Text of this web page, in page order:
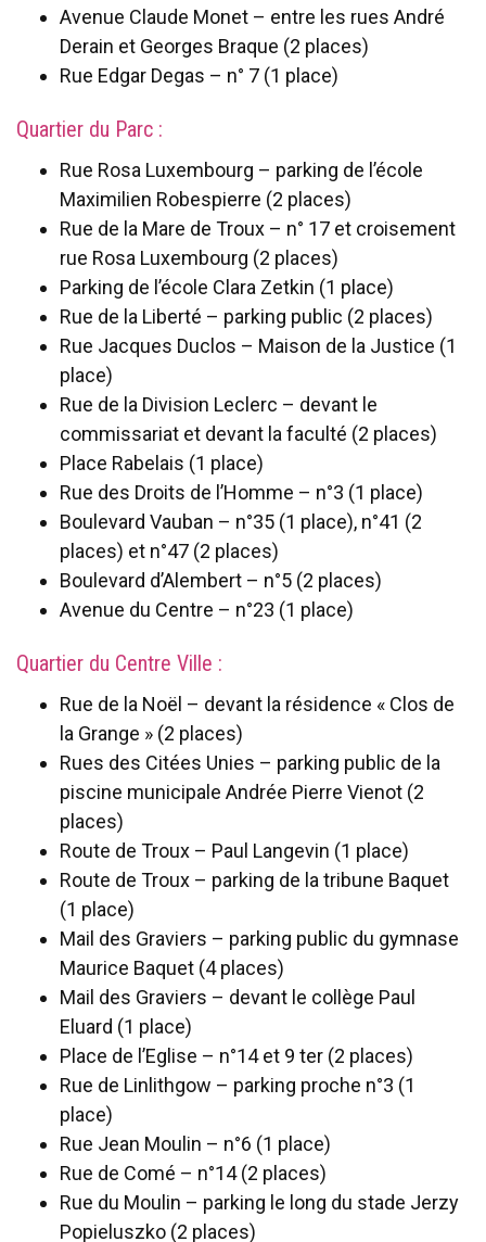
Avenue Claude Monet – entre les rues André
Derain et Georges Braque (2 places)
Rue Edgar Degas – n° 7 (1 place)
Quartier du Parc :
Rue Rosa Luxembourg – parking de l’école
Maximilien Robespierre (2 places)
Rue de la Mare de Troux – n° 17 et croisement
rue Rosa Luxembourg (2 places)
Parking de l’école Clara Zetkin (1 place)
Rue de la Liberté – parking public (2 places)
Rue Jacques Duclos – Maison de la Justice (1
place)
Rue de la Division Leclerc – devant le
commissariat et devant la faculté (2 places)
Place Rabelais (1 place)
Rue des Droits de l’Homme – n°3 (1 place)
Boulevard Vauban – n°35 (1 place), n°41 (2
places) et n°47 (2 places)
Boulevard d’Alembert – n°5 (2 places)
Avenue du Centre – n°23 (1 place)
Quartier du Centre Ville :
Rue de la Noël – devant la résidence « Clos de
la Grange » (2 places)
Rues des Citées Unies – parking public de la
piscine municipale Andrée Pierre Vienot (2
places)
Route de Troux – Paul Langevin (1 place)
Route de Troux – parking de la tribune Baquet
(1 place)
Mail des Graviers – parking public du gymnase
Maurice Baquet (4 places)
Mail des Graviers – devant le collège Paul
Eluard (1 place)
Place de l’Eglise – n°14 et 9 ter (2 places)
Rue de Linlithgow – parking proche n°3 (1
place)
Rue Jean Moulin – n°6 (1 place)
Rue de Comé – n°14 (2 places)
Rue du Moulin – parking le long du stade Jerzy
Popieluszko (2 places)